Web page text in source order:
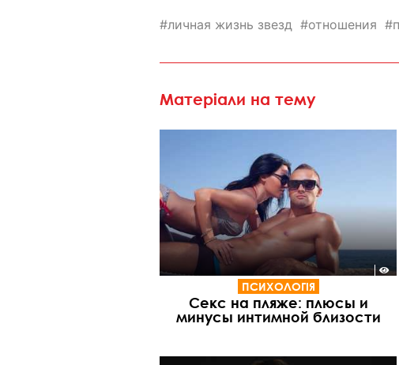
личная жизнь звезд отношения
Матеріали на тему
ПСИХОЛОГІЯ
Секс на пляже: плюсы и
минусы интимной близости